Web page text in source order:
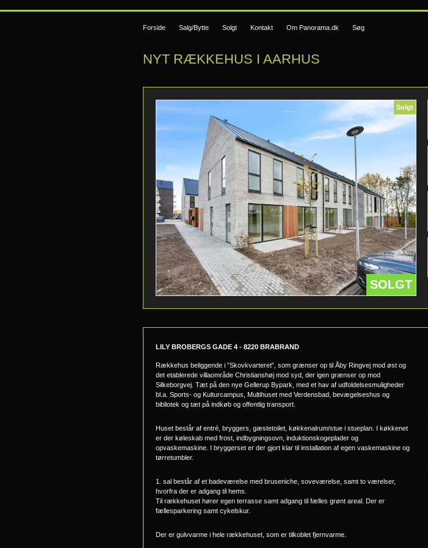
Forside Salg/Bytte Solgt Kontakt Om Panorama.dk Søg
NYT RÆKKEHUS I AARHUS
Solgt
SOLGT
LILY BROBERGS GADE 4 - 8220 BRABRAND
Rækkehus beliggende i ”Skovkvarteret”, som grænser op til Åby Ringvej mod øst og
det etablerede villaområde Christianshøj mod syd, der igen grænser op mod
Silkeborgvej. Tæt på den nye Gellerup Bypark, med et hav af udfoldelsesmuligheder
bl.a. Sports- og Kulturcampus, Multihuset med Verdensbad, bevægelseshus og
bibliotek og tæt på indkøb og offentlig transport.
Huset består af entré, bryggers, gæstetoilet, køkkenalrum/stue i stueplan. I køkkenet
er der køleskab med frost, indbygningsovn, induktionskogeplader og
opvaskemaskine. I bryggerset er der gjort klar til installation af egen vaskemaskine og
tørretumbler.
1. sal består af et badeværelse med bruseniche, soveværelse, samt to værelser,
hvorfra der er adgang til hems.
Til rækkehuset hører egen terrasse samt adgang til fælles grønt areal. Der er
fællesparkering samt cykelskur.
Der er gulvvarme i hele rækkehuset, som er tilkoblet fjernvarme.